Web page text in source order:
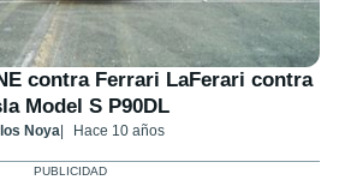
contra Ferrari LaFerari contra
Model S P90DL
Noya Hace 10 años